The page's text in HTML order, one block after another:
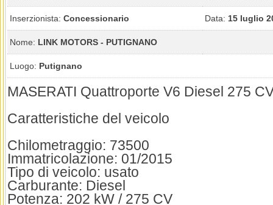
Inserzionista: Concessionario Data: 15 luglio
Nome: LINK MOTORS - PUTIGNANO
Luogo: Putignano
MASERATI Quattroporte V6 Diesel 275
Caratteristiche del veicolo
Chilometraggio: 73500
Immatricolazione: 01/2015
Tipo di veicolo: usato
Carburante: Diesel
Potenza: 202 kW / 275 CV